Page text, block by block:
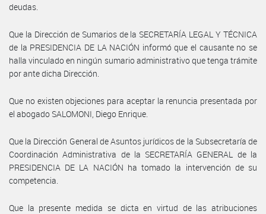
deudas.
Que la Dirección de Sumarios de la SECRETARÍA LEGAL Y TÉCNICA
de la PRESIDENCIA DE LA NACIÓN informó que el causante no se
halla vinculado en ningún sumario administrativo que tenga trámite
por ante dicha Dirección.
Que no existen objeciones para aceptar la renuncia presentada por
el abogado SALOMONI, Diego Enrique.
Que la Dirección General de Asuntos jurídicos de la Subsecretaría de
Coordinación Administrativa de la SECRETARÍA GENERAL de la
PRESIDENCIA DE LA NACIÓN ha tomado la intervención de su
competencia.
Que la presente medida se dicta en virtud de las atribuciones